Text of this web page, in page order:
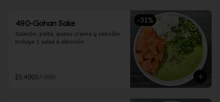
-31%
490-Gohan Sake
Salmón, palta, queso crema y cebollín.
Incluye 1 salsa a elección.
$5.490$7.990